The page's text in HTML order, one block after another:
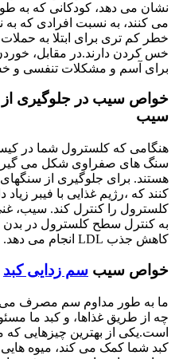
نشان می دهد، کودکانی که
می کنند، به نسبت افرادی که
خطر کم تری برای ابتلا به
خس کردن دارند.در مقابل،
برای آسم و مشکلات تنفسی و
خواص سیب در جلوگیری از
سیب
هنگامی که کلسترول شما در
سنگ های صفراوی شکل می
هستند. برای جلوگیری از
کنند که ،رژیم غذایی با فیبر
کلسترول را کنترل کند. سیب،
به کنترل سطح کلسترول در بدن
کاهش جذب LDL انجام می دهد.
خواص سیب سم زدایی کبد
ما به طور مداوم سم مصرف می
چه از طریق غذاها، و کبد ما
است.یکی از بهترین چیزهایی که
کبد شما کمک می کند، میوه